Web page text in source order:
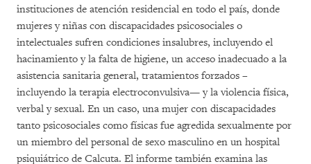
instituciones de atención residencial en todo el país, donde
mujeres y niñas con discapacidades psicosociales o
intelectuales sufren condiciones insalubres, incluyendo el
hacinamiento y la falta de higiene, un acceso inadecuado a la
asistencia sanitaria general, tratamientos forzados –
incluyendo la terapia electroconvulsiva— y la violencia física,
verbal y sexual. En un caso, una mujer con discapacidades
tanto psicosociales como físicas fue agredida sexualmente por
un miembro del personal de sexo masculino en un hospital
psiquiátrico de Calcuta. El informe también examina las